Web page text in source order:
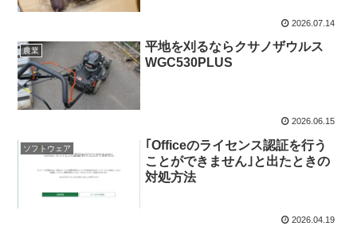
2026.07.14
農業
平地を刈るならクサノザウルス
WGC530PLUS
2026.06.15
ソフトウェア
｢Officeのライセンス認証を行う
ことができません｣と出たときの
対処方法
2026.04.19